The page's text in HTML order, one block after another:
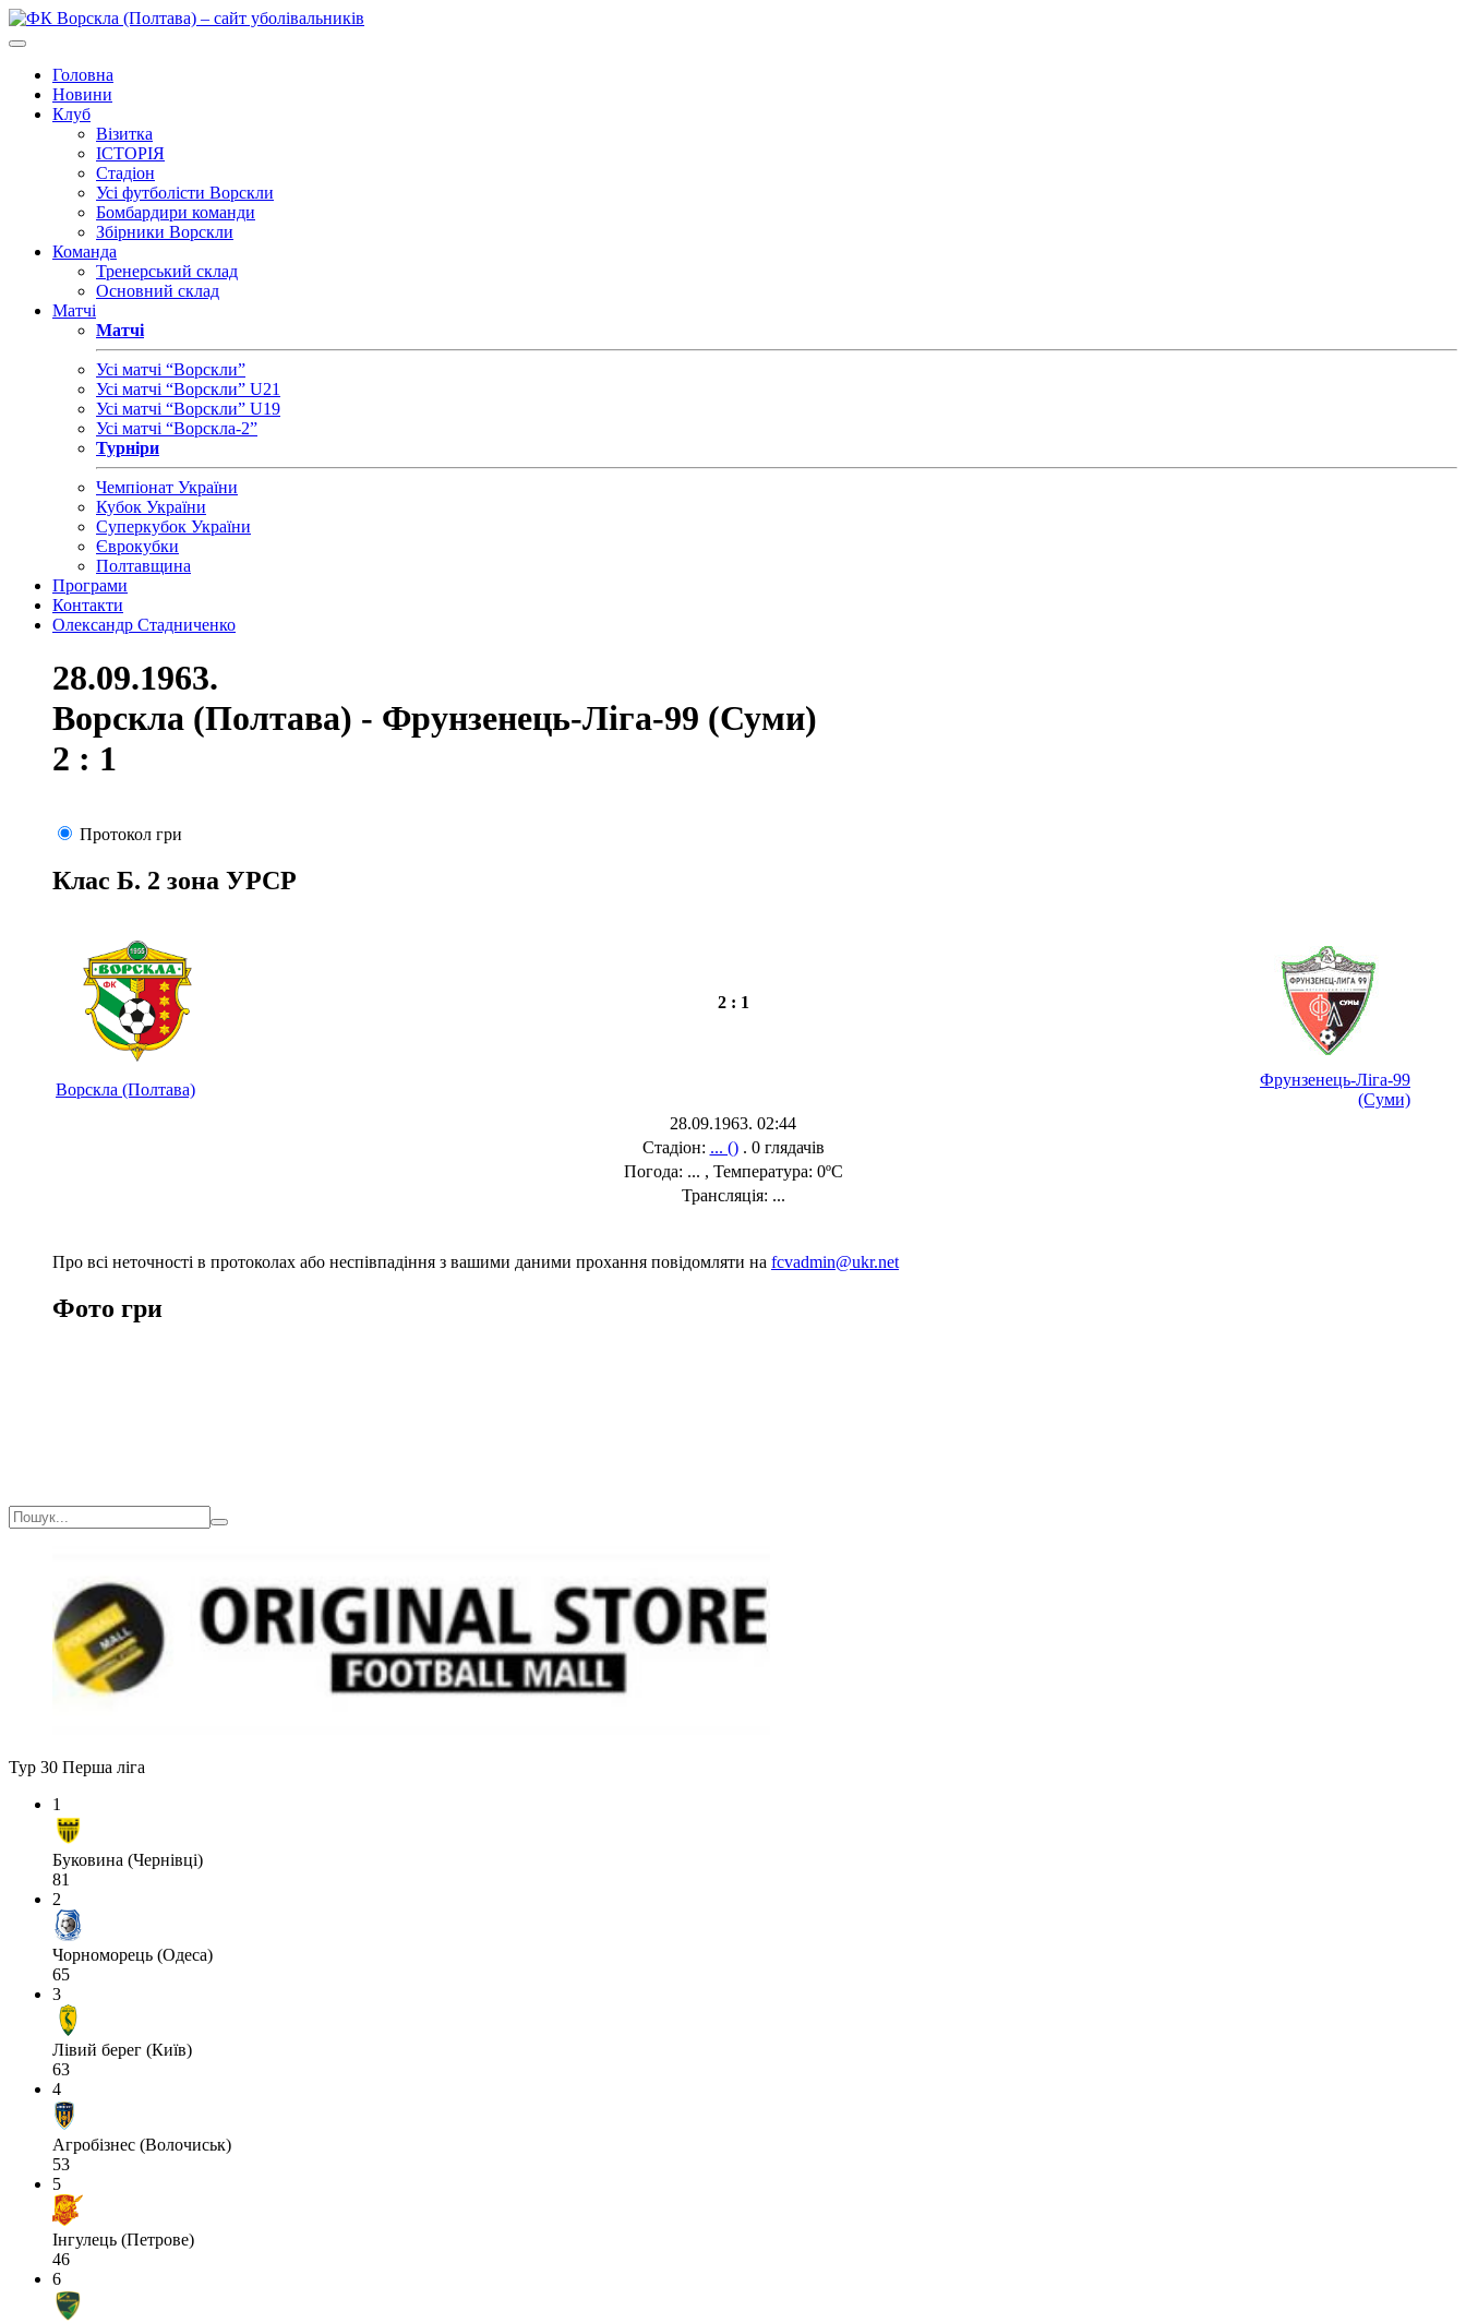
Головна
Новини
Клуб
Візитка
ІСТОРІЯ
Стадіон
Усі футболісти Ворскли
Бомбардири команди
Збірники Ворскли
Команда
Тренерський склад
Основний склад
Матчі
Матчі
Усі матчі “Ворскли”
Усі матчі “Ворскли” U21
Усі матчі “Ворскли” U19
Усі матчі “Ворскла-2”
Турніри
Чемпіонат України
Кубок України
Суперкубок України
Єврокубки
Полтавщина
Програми
Контакти
Олександр Стадниченко
28.09.1963.
Ворскла (Полтава) - Фрунзенець-Ліга-99 (Суми)
2 : 1
Протокол гри
Клас Б. 2 зона УРСР
2 : 1
Ворскла (Полтава)
Фрунзенець-Ліга-99
(Суми)
28.09.1963. 02:44
Стадіон: ... (). 0 глядачів
Погода: ... , Температура: 0ºC
Трансляція: ...
Про всі неточності в протоколах або неспівпадіння з вашими даними прохання повідомляти на fcvadmin@ukr.net
Фото гри
Тур 30 Перша ліга
1
Буковина (Чернівці)
81
2
Чорноморець (Одеса)
65
3
Лівий берег (Київ)
63
4
Агробізнес (Волочиськ)
53
5
Інгулець (Петрове)
46
6